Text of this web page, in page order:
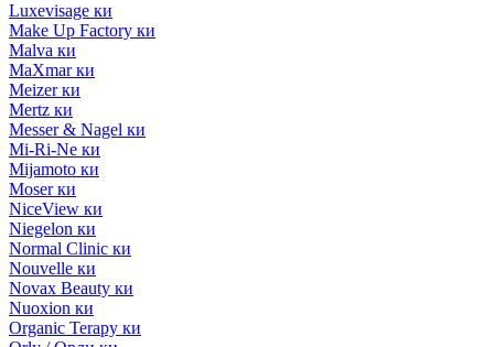
Luxevisage ки
Make Up Factory ки
Malva ки
MaXmar ки
Meizer ки
Mertz ки
Messer & Nagel ки
Mi-Ri-Ne ки
Mijamoto ки
Moser ки
NiceView ки
Niegelon ки
Normal Clinic ки
Nouvelle ки
Novax Beauty ки
Nuoxion ки
Organic Terapy ки